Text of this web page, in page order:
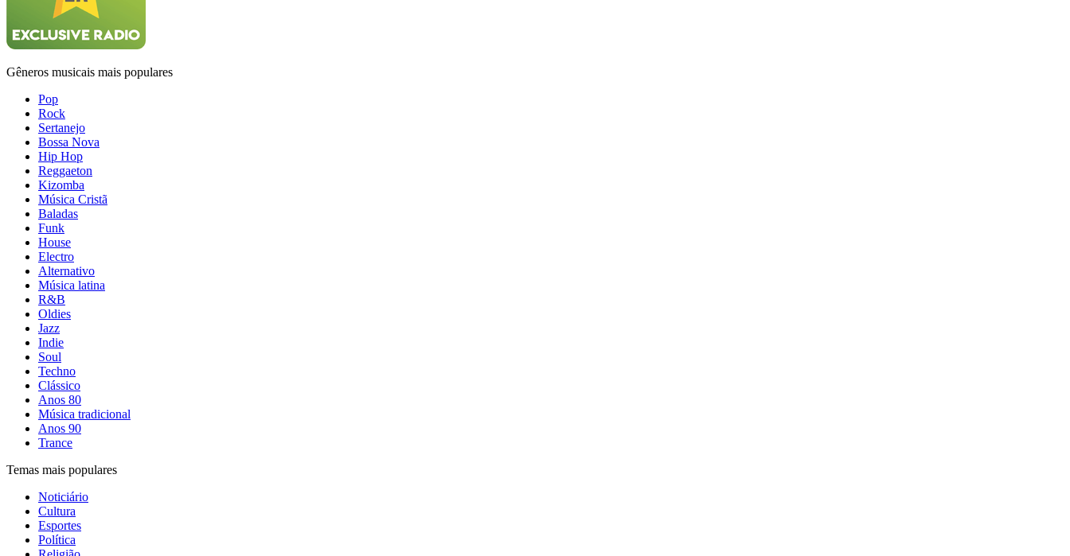
Gêneros musicais mais populares
Pop
Rock
Sertanejo
Bossa Nova
Hip Hop
Reggaeton
Kizomba
Música Cristã
Baladas
Funk
House
Electro
Alternativo
Música latina
R&B
Oldies
Jazz
Indie
Soul
Techno
Clássico
Anos 80
Música tradicional
Anos 90
Trance
Temas mais populares
Noticiário
Cultura
Esportes
Política